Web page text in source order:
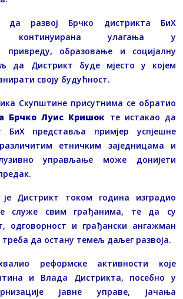
да развој Брчко дистрикта БиХ
континуирана улагања у
привреду, образовање и социјалну
да Дистрикт буде мјесто у којем
своју будућност.
Скупштине присутнима се обратио
Брчко Луис Кришок те истакао да
БиХ представља примјер успјешне
етничким заједницама и
управљање може донијети
Дистрикт током година изградио
служе свим грађанима, те да су
одговорност и грађански ангажман
треба да остану темељ даљег развоја.
реформске активности које
и Влада Дистрикта, посебно у
јавне управе, јачања